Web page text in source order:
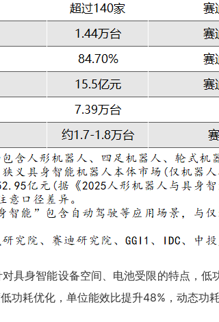
具身智能设备空间、电池受限的特点，
功耗优化，单位能效比提升48%，动态功